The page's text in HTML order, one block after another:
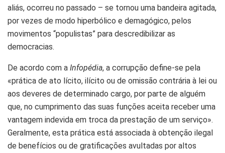
aliás, ocorreu no passado – se tornou uma bandeira agitada,
por vezes de modo hiperbólico e demagógico, pelos
movimentos “populistas” para descredibilizar as
democracias.
De acordo com a Infopédia, a corrupção define-se pela
«prática de ato lícito, ilícito ou de omissão contrária à lei ou
aos deveres de determinado cargo, por parte de alguém
que, no cumprimento das suas funções aceita receber uma
vantagem indevida em troca da prestação de um serviço».
Geralmente, esta prática está associada à obtenção ilegal
de benefícios ou de gratificações avultadas por altos